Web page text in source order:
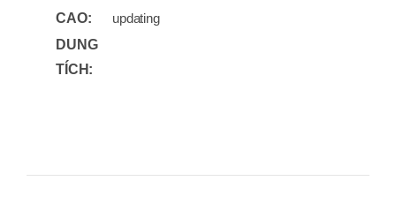
CAO:
updating
DUNG
TÍCH: